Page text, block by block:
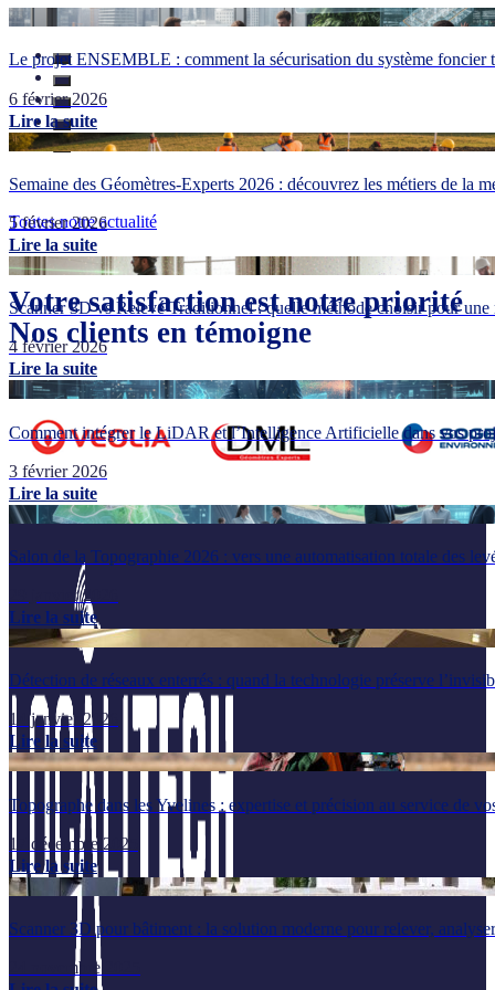
Le projet ENSEMBLE : comment la sécurisation du système foncier
6 février 2026
Lire la suite
Semaine des Géomètres-Experts 2026 : découvrez les métiers de la
5 février 2026
Lire la suite
Scanner 3D vs Relevé Traditionnel : quelle méthode choisir pour
4 février 2026
Lire la suite
Comment intégrer le LiDAR et l’Intelligence Artificielle dans vos
3 février 2026
Lire la suite
Salon de la Topographie 2026 : vers une automatisation totale des
29 janvier 2026
Lire la suite
Détection de réseaux enterrés : quand la technologie préserve
14 janvier 2026
Lire la suite
Topographe dans les Yvelines : expertise et précision au service de
17 décembre 2025
Lire la suite
Scanner 3D pour bâtiment : la solution moderne pour relever,
24 novembre 2025
Toutes notre actualité
Votre satisfaction est notre priorité
Nos clients en témoigne